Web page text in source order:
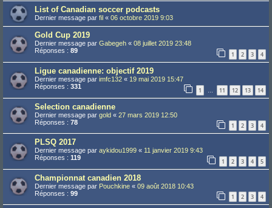
List of Canadian soccer podcasts
Dernier message par fil « 06 octobre 2019 9:03
Gold Cup 2019
Dernier message par Gabegeh « 08 juillet 2019 23:48
Réponses : 89 1 2 3 4
Ligue canadienne: objectif 2019
Dernier message par imfc132 « 19 mai 2019 15:47
Réponses : 331 1 11 12 13 14
Selection canadienne
Dernier message par gold « 27 mars 2019 12:50
Réponses : 78 1 2 3 4
PLSQ 2017
Dernier message par aykidou1999 « 11 janvier 2019 9:43
Réponses : 119 1 2 3 4 5
Championnat canadien 2018
Dernier message par Pouchkine « 09 août 2018 10:43
Réponses : 99 1 2 3 4